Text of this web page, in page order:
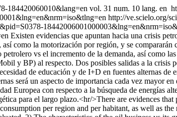
184420060010&lang=en vol. 31 num. 10 lang. en
http://ve.scielo.org/
Existen evidencias que apuntan hacia una crisis
como la motorización por región, y se
vs el incremento de la demanda, así como
y BP) al respecto. Dos posibles salidas a la crisis
de educación y de I+D en fuentes alternas
será un aspecto de importancia cada vez mayor
Europea con respecto a la búsqueda de energías
para el largo plazo.<hr/>There are evidences
per region and per habitant, as well as